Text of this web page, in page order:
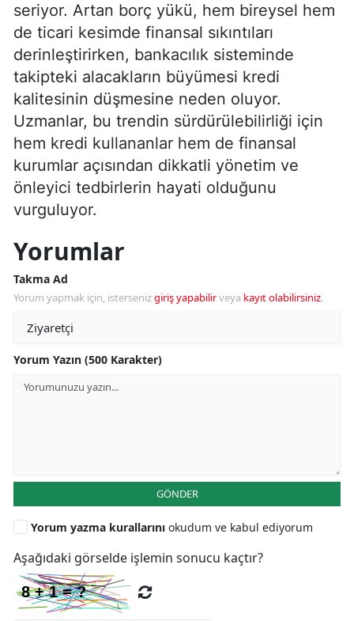
seriyor. Artan borç yükü, hem bireysel hem
de ticari kesimde finansal sıkıntıları
derinleştirirken, bankacılık sisteminde
takipteki alacakların büyümesi kredi
kalitesinin düşmesine neden oluyor.
Uzmanlar, bu trendin sürdürülebilirliği için
hem kredi kullananlar hem de finansal
kurumlar açısından dikkatli yönetim ve
önleyici tedbirlerin hayati olduğunu
vurguluyor.
Yorumlar
Takma Ad
Yorum yapmak için, istersenizgiriş yapabilirveya kayıt olabilirsiniz.
Yorum Yazın (500 Karakter)
GÖNDER
Yorum yazma kurallarını okudum ve kabul ediyorum
Aşağıdaki görselde işlemin sonucu kaçtır?